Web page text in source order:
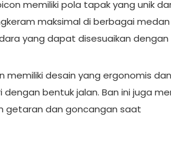
memiliki pola tapak yang unik
maksimal di berbagai medan
yang dapat disesuaikan dengan
memiliki desain yang ergonomis dan
bentuk jalan. Ban ini juga
getaran dan goncangan saat